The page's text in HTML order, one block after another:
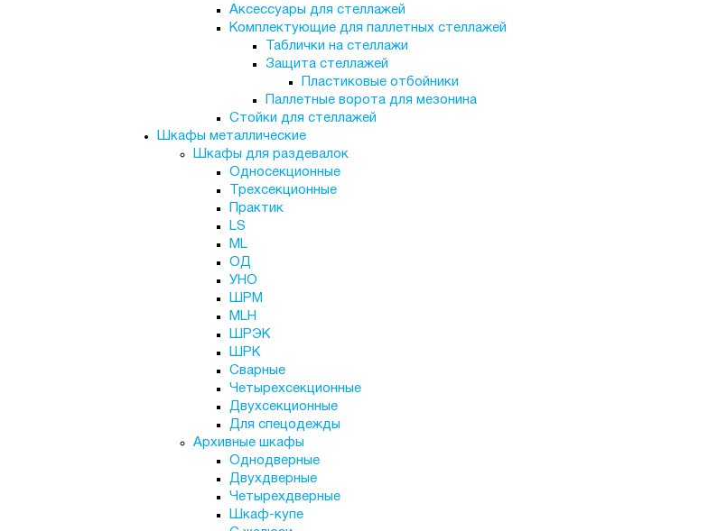
Аксессуары для стеллажей
Комплектующие для паллетных стеллажей
Таблички на стеллажи
Защита стеллажей
Пластиковые отбойники
Паллетные ворота для мезонина
Стойки для стеллажей
Шкафы металлические
Шкафы для раздевалок
Односекционные
Трехсекционные
Практик
LS
ML
ОД
УНО
ШРМ
MLH
ШРЭК
ШРК
Сварные
Четырехсекционные
Двухсекционные
Для спецодежды
Архивные шкафы
Однодверные
Двухдверные
Четырехдверные
Шкаф-купе